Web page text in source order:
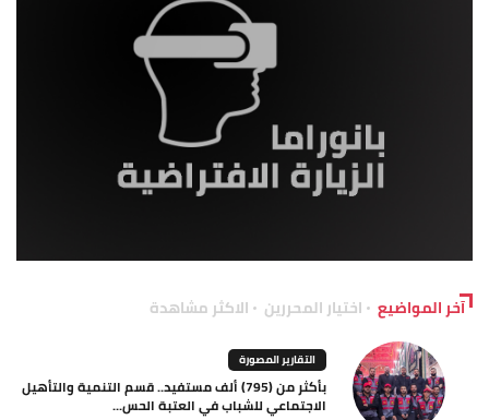
آخر المواضيع اختيار المحررين الاكثر مشاهدة
التقارير المصورة
بأكثر من (795) ألف مستفيد.. قسم التنمية والتأهيل
الاجتماعي للشباب في العتبة الحس...